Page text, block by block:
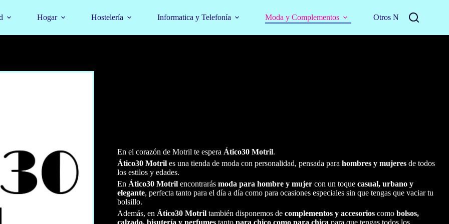
Hogar Hostelería Informatica y Telefonía Moda y Complementos Otros Negocios
En el corazón de Motril te espera Ático30 Motril.
Ático30 Motril es una tienda de moda con personalidad, pensada para hombres y mujeres de todos
los estilos y edades.
En Ático30 Motril encontrarás moda para hombre y mujer con un toque casual, urbano y
elegante, perfecta tanto para el día a día como para ocasiones especiales sin que tengas que vaciar tu
bolsillo.
Además, en Ático30 Motril también disponemos de complementos y accesorios como bolsos,